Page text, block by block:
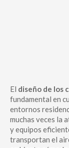
El diseño de los
fundamental en
entornos
muchas veces la
y equipos
transportan el